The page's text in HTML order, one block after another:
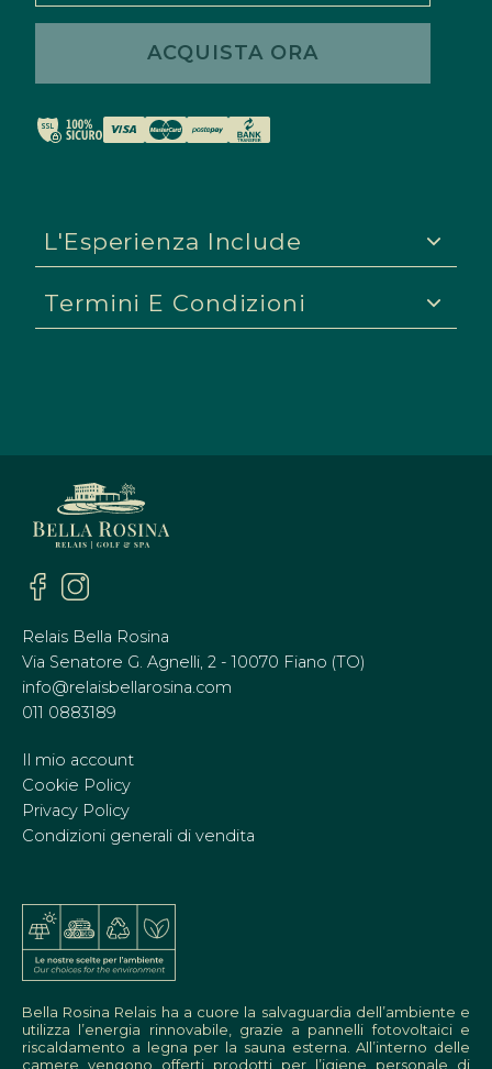
Relais
ACQUISTA ORA
L'Esperienza Include
Termini E Condizioni
Relais Bella Rosina
Via Senatore G. Agnelli, 2 - 10070 Fiano (TO)
info@relaisbellarosina.com
011 0883189
Il mio account
Cookie Policy
Privacy Policy
Condizioni generali di vendita
Bella Rosina Relais ha a cuore la salvaguardia dell’ambiente e
utilizza l’energia rinnovabile, grazie a pannelli fotovoltaici e
riscaldamento a legna per la sauna esterna. All’interno delle
camere vengono offerti prodotti per l’igiene personale di